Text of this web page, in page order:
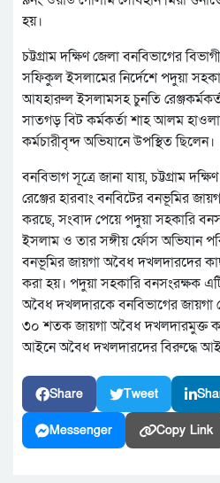
হয়।
চট্টগ্রাম দক্ষিণ জেলা বনবিভাগের
সফিকুল ইসলামের নির্দেশে পদুয়া
আযহারুল ইসলামসহ চুনতি
সাতগড় বিট কর্মকর্তা শাহ আলম
কর্মচারীবৃন্দ অভিযানে উপস্থিত ছিলেন।
বনবিভাগ সূত্রে জানা যায়, চট্টগ্রাম
রেঞ্জের হারবাং বনবিটের বনভূমির
করছে, সংবাদ পেয়ে পদুয়া সহকারি
ইসলাম ও তার সঙ্গীয় র্ফোস অভিযান
বনভূমির জায়গা অবৈধ দখলদারদের
করা হয়। পদুয়া সহকারি বনসংরক্ষক
অবৈধ দখলদারকে বনবিভাগের জায়গা
৩০ শতক জায়গা অবৈধ দখলদারমুক্ত
আইনে অবৈধ দখলদারদের বিরুদ্ধে
Share Tweet
Messenger Copy Link